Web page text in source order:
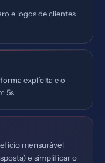
e logos de clientes
explícita e o
5s
mensurável
e simplificar o